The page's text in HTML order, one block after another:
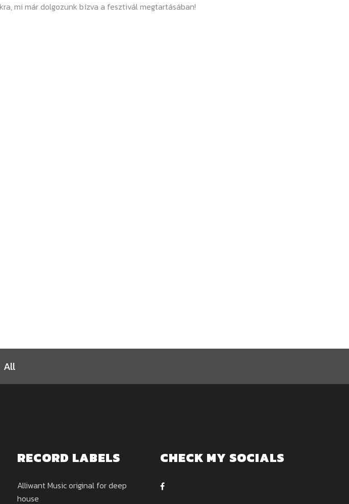
mi már dolgozunk bízva a fesztivál megtartásában!
All
RECORD LABELS
Alliwant Music original for deep
house
CHECK MY SOCIALS